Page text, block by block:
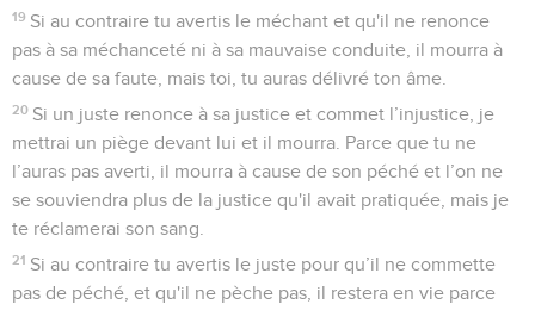
19 Si au contraire tu avertis le méchant et qu'il ne renonce
pas à sa méchanceté ni à sa mauvaise conduite, il mourra à
cause de sa faute, mais toi, tu auras délivré ton âme.
20 Si un juste renonce à sa justice et commet l’injustice, je
mettrai un piège devant lui et il mourra. Parce que tu ne
l’auras pas averti, il mourra à cause de son péché et l’on ne
se souviendra plus de la justice qu'il avait pratiquée, mais je
te réclamerai son sang.
21 Si au contraire tu avertis le juste pour qu’il ne commette
pas de péché, et qu'il ne pèche pas, il restera en vie parce